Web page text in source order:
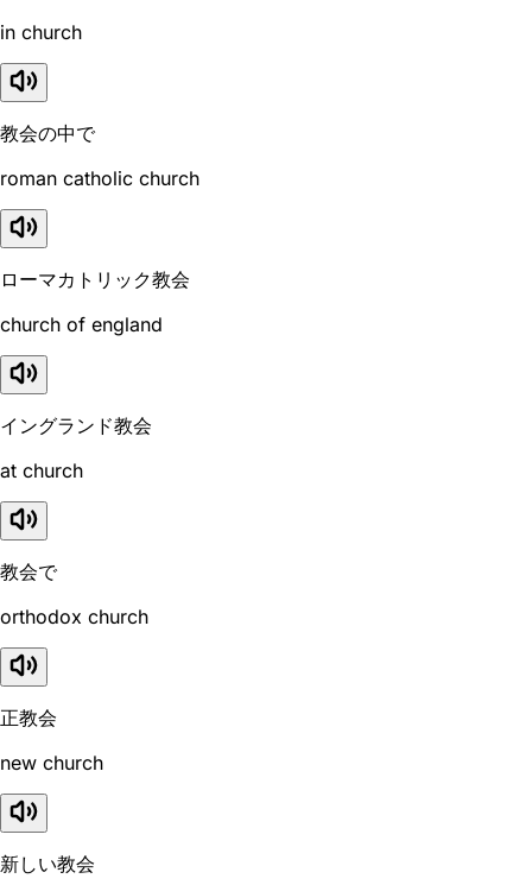
in church
教会の中で
roman catholic church
ローマカトリック教会
church of england
イングランド教会
at church
教会で
orthodox church
正教会
new church
新しい教会